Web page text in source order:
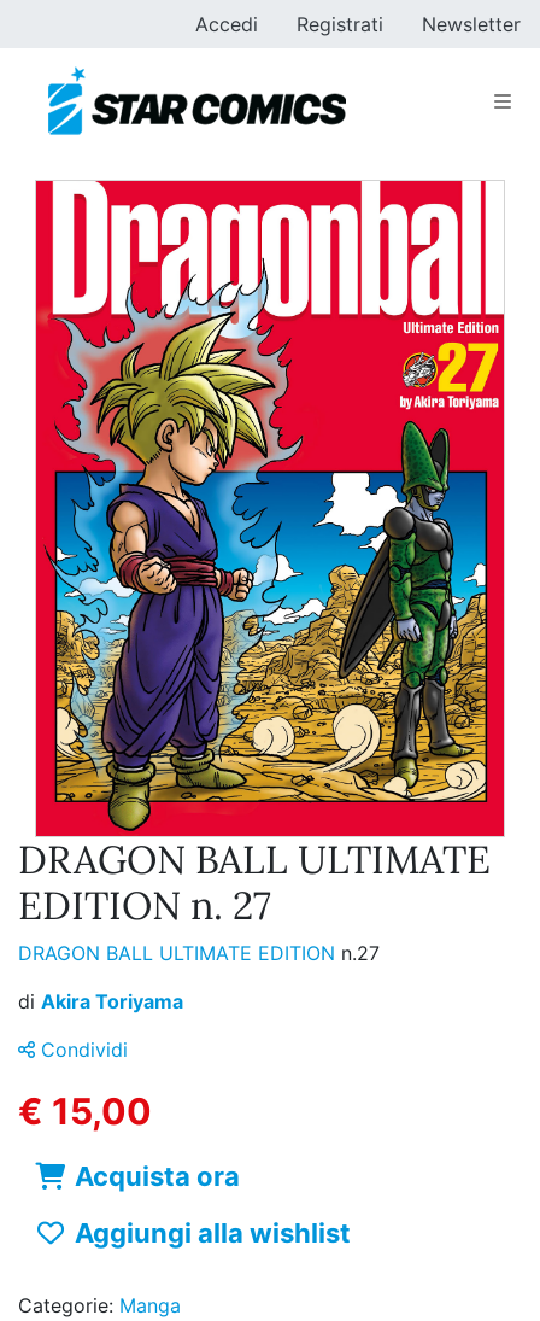
Accedi Registrati Newsletter
DRAGON BALL ULTIMATE
EDITION n. 27
DRAGON BALL ULTIMATE EDITION n.27
di Akira Toriyama
Condividi
€ 15,00
Acquista ora
Aggiungi alla wishlist
Categorie: Manga